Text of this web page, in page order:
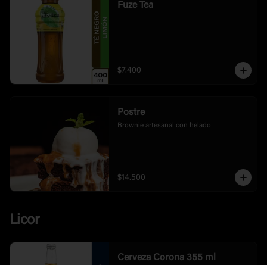
Fuze Tea
$7.400
Postre
Brownie artesanal con helado
$14.500
Licor
Cerveza Corona 355 ml